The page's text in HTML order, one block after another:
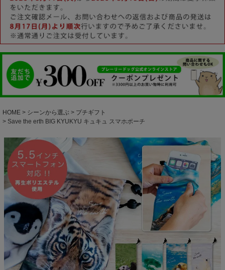
HOME シーンから選ぶ
プチギフト
Save the erth BIG KYUKYU キュキュ スマホポーチ